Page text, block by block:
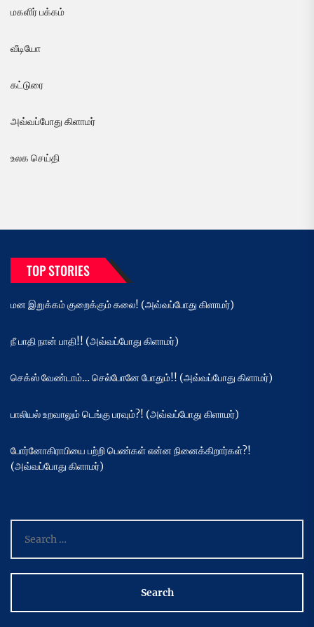
மகளிர் பக்கம்
வீடியோ
கட்டுரை
அவ்வப்போது கிளாமர்
உலக செய்தி
TOP STORIES
மன இறுக்கம் குறைக்கும் கலை! (அவ்வப்போது கிளாமர்)
நீ பாதி நான் பாதி!! (அவ்வப்போது கிளாமர்)
செக்ஸ் வேண்டாம்… செல்போனே போதும்!! (அவ்வப்போது கிளாமர்)
பாலியல் உறவாலும் டெங்கு பரவும்?! (அவ்வப்போது கிளாமர்)
போர்னோகிராபியை பற்றி பெண்கள் என்ன நினைக்கிறார்கள்?!
(அவ்வப்போது கிளாமர்)
for: